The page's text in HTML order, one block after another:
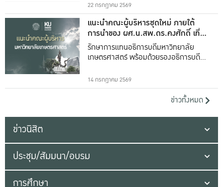
22 กรกฎาคม 2569
แนะนำคณะผู้บริหารชุดใหม่ ภายใต้
การนำของ ผศ.น.สพ.ดร.คงศักดิ์ เที่ยง
ธรรม
รักษาการแทนอธิการบดีมหาวิทยาลัย
เกษตรศาสตร์ พร้อมด้วยรองอธิการบดีทั้ง
14 กรกฎาคม 2569
ข่าวทั้งหมด
ข่าวนิสิต
ประชุม/สัมมนา/อบรม
การศึกษา